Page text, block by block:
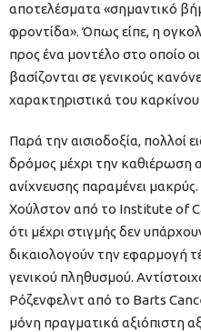
αποτελέσματα «σημαντικό
φροντίδα». Όπως είπε, η
προς ένα μοντέλο στο οποίο
βασίζονται σε γενικούς
χαρακτηριστικά του
Παρά την αισιοδοξία, πολλοί
δρόμος μέχρι την καθιέρωση
ανίχνευσης παραμένει
Χούλστον από το Institute of
ότι μέχρι στιγμής δεν
δικαιολογούν την εφαρμογή
γενικού πληθυσμού.
Ρόζενφελντ από το Barts
μόνη πραγματικά αξιόπιστη